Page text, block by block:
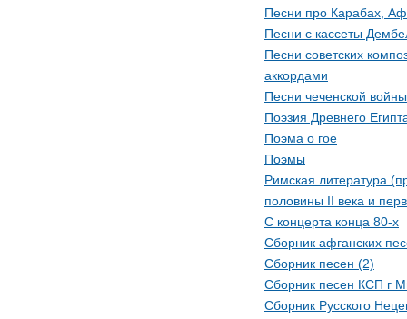
Песни про Карабах,
Песни с кассеты
Песни советских
аккордами
Песни чеченской войны
Поэзия Древнего
Поэма о гое
Поэмы
Римская литература
половины II века и
С концерта конца 80-х
Сборник афганских
Сборник песен (2)
Сборник песен КСП г
Сборник Русского